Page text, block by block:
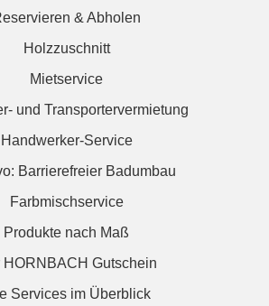
& Abholen
Holzzuschnitt
Mietservice
und Transportervermietung
Handwerker-Service
Barrierefreier Badumbau
Farbmischservice
Produkte nach Maß
HORNBACH Gutschein
Services im Überblick